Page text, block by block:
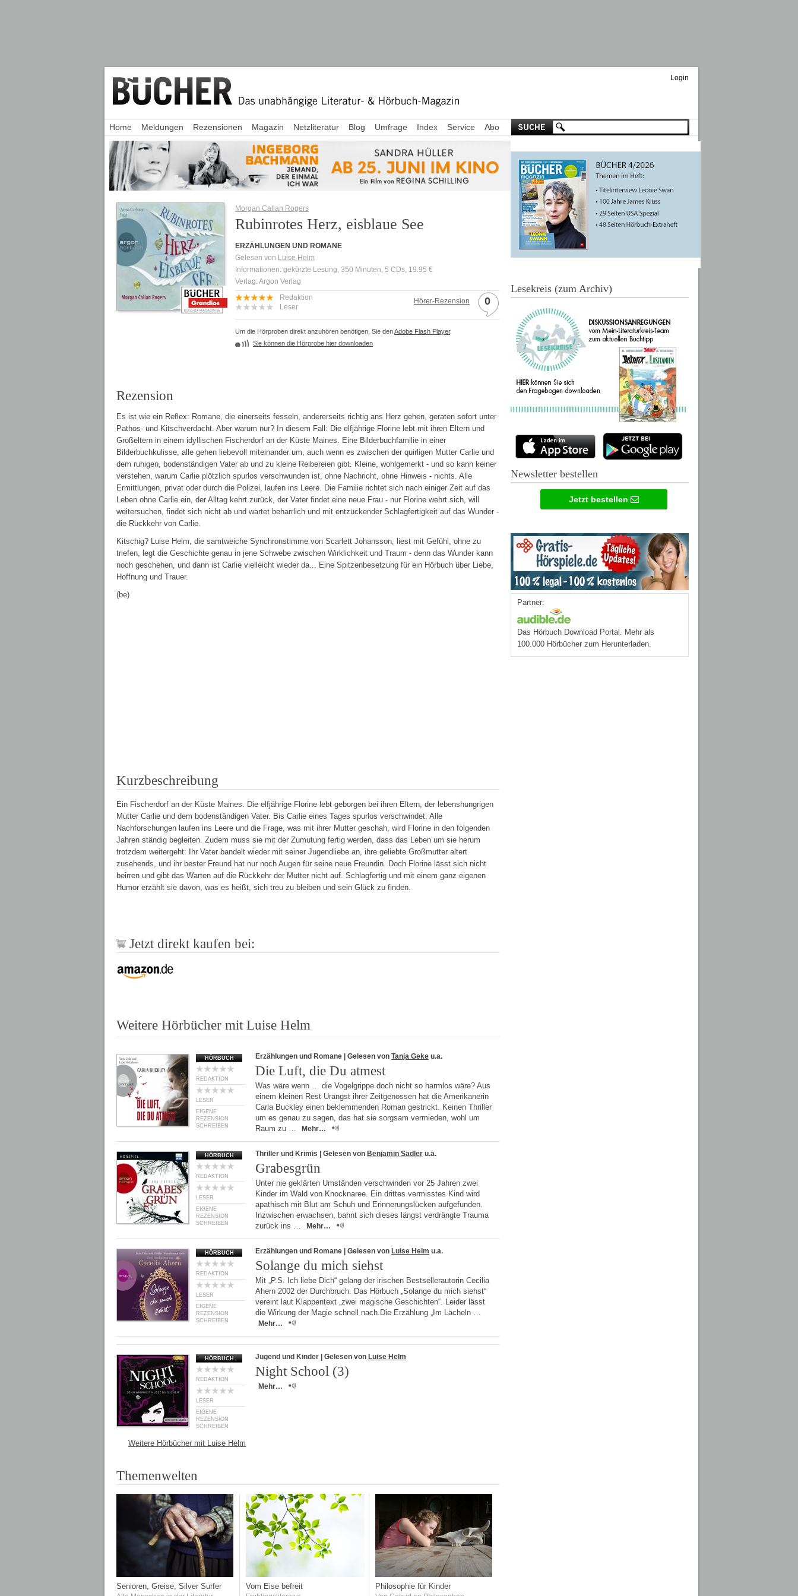
Login
Morgan Callan Rogers
Rubinrotes Herz, eisblaue See
ERZÄHLUNGEN UND ROMANE
Gelesen von Luise Helm
Informationen: gekürzte Lesung, 350 Minuten, 5 CDs, 19.95 €
Verlag: Argon Verlag
Hörer-Rezension 0
Redaktion
Leser
Um die Hörproben direkt anzuhören benötigen, Sie denAdobe Flash Player.
Sie können die Hörprobe hier downloaden
Rezension
Es ist wie ein Reflex: Romane, die einerseits fesseln, andererseits richtig ans Herz gehen, geraten sofort unter
Pathos- und Kitschverdacht. Aber warum nur? In diesem Fall: Die elfjährige Florine lebt mit ihren Eltern und
Großeltern in einem idyllischen Fischerdorf an der Küste Maines. Eine Bilderbuchfamilie in einer
Bilderbuchkulisse, alle gehen liebevoll miteinander um, auch wenn es zwischen der quirligen Mutter Carlie und
dem ruhigen, bodenständigen Vater ab und zu kleine Reibereien gibt. Kleine, wohlgemerkt - und so kann keiner
verstehen, warum Carlie plötzlich spurlos verschwunden ist, ohne Nachricht, ohne Hinweis - nichts. Alle
Ermittlungen, privat oder durch die Polizei, laufen ins Leere. Die Familie richtet sich nach einiger Zeit auf das
Leben ohne Carlie ein, der Alltag kehrt zurück, der Vater findet eine neue Frau - nur Florine wehrt sich, will
weitersuchen, findet sich nicht ab und wartet beharrlich und mit entzückender Schlagfertigkeit auf das Wunder -
die Rückkehr von Carlie.
Kitschig? Luise Helm, die samtweiche Synchronstimme von Scarlett Johansson, liest mit Gefühl, ohne zu
triefen, legt die Geschichte genau in jene Schwebe zwischen Wirklichkeit und Traum - denn das Wunder kann
noch geschehen, und dann ist Carlie vielleicht wieder da... Eine Spitzenbesetzung für ein Hörbuch über Liebe,
Hoffnung und Trauer.
(be)
Kurzbeschreibung
Ein Fischerdorf an der Küste Maines. Die elfjährige Florine lebt geborgen bei ihren Eltern, der lebenshungrigen
Mutter Carlie und dem bodenständigen Vater. Bis Carlie eines Tages spurlos verschwindet. Alle
Nachforschungen laufen ins Leere und die Frage, was mit ihrer Mutter geschah, wird Florine in den folgenden
Jahren ständig begleiten. Zudem muss sie mit der Zumutung fertig werden, dass das Leben um sie herum
trotzdem weitergeht: Ihr Vater bandelt wieder mit seiner Jugendliebe an, ihre geliebte Großmutter altert
zusehends, und ihr bester Freund hat nur noch Augen für seine neue Freundin. Doch Florine lässt sich nicht
beirren und gibt das Warten auf die Rückkehr der Mutter nicht auf. Schlagfertig und mit einem ganz eigenen
Humor erzählt sie davon, was es heißt, sich treu zu bleiben und sein Glück zu finden.
Jetzt direkt kaufen bei:
Weitere Hörbücher mit Luise Helm
HÖRBUCH
REDAKTION
LESER
EIGENE
REZENSION
SCHREIBEN
Erzählungen und Romane | Gelesen von Tanja Geke u.a.
Die Luft, die Du atmest
Was wäre wenn … die Vogelgrippe doch nicht so harmlos wäre? Aus
einem kleinen Rest Urangst ihrer Zeitgenossen hat die Amerikanerin
Carla Buckley einen beklemmenden Roman gestrickt. Keinen Thriller
um es genau zu sagen, das hat sie sorgsam vermieden, wohl um
Raum zu …
Mehr…
HÖRBUCH
REDAKTION
LESER
EIGENE
REZENSION
SCHREIBEN
Thriller und Krimis | Gelesen von Benjamin Sadler u.a.
Grabesgrün
Unter nie geklärten Umständen verschwinden vor 25 Jahren zwei
Kinder im Wald von Knocknaree. Ein drittes vermisstes Kind wird
apathisch mit Blut am Schuh und Erinnerungslücken aufgefunden.
Inzwischen erwachsen, bahnt sich dieses längst verdrängte Trauma
zurück ins …
Mehr…
HÖRBUCH
REDAKTION
LESER
EIGENE
REZENSION
SCHREIBEN
Erzählungen und Romane | Gelesen von Luise Helm u.a.
Solange du mich siehst
Mit „P.S. Ich liebe Dich“ gelang der irischen Bestsellerautorin Cecilia
Ahern 2002 der Durchbruch. Das Hörbuch „Solange du mich siehst“
vereint laut Klappentext „zwei magische Geschichten“. Leider lässt
die Wirkung der Magie schnell nach.Die Erzählung „Im Lächeln …
Mehr…
HÖRBUCH
REDAKTION
LESER
EIGENE
REZENSION
SCHREIBEN
Jugend und Kinder | Gelesen von Luise Helm
Night School (3)
Mehr…
Weitere Hörbücher mit Luise Helm
Themenwelten
Senioren, Greise, Silver Surfer Vom Eise befreit Philosophie für Kinder
Home Meldungen Rezensionen Magazin Netzliteratur Blog Umfrage Index Service Abo
Lesekreis (zum Archiv)
Newsletter bestellen
Jetzt bestellen
Partner:
Das Hörbuch Download Portal. Mehr als
100.000 Hörbücher zum Herunterladen.